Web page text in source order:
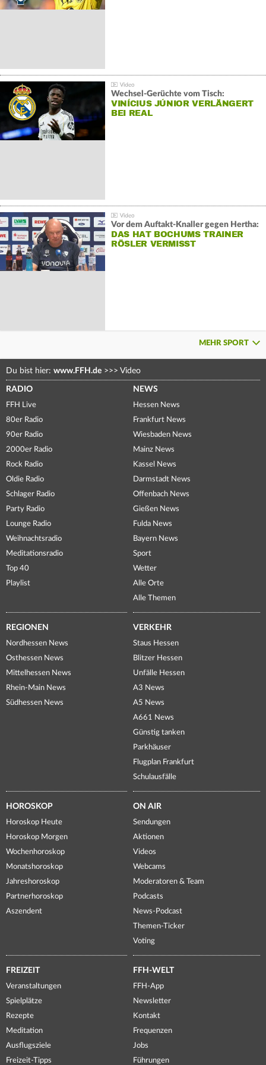
Wechsel-Gerüchte vom Tisch:
VINÍCIUS JÚNIOR VERLÄNGERT
BEI REAL
Vor dem Auftakt-Knaller gegen Hertha:
DAS HAT BOCHUMS TRAINER
RÖSLER VERMISST
MEHR SPORT
Du bist hier: www.FFH.de >>> Video
RADIO
FFH Live
80er Radio
90er Radio
2000er Radio
Rock Radio
Oldie Radio
Schlager Radio
Party Radio
Lounge Radio
Weihnachtsradio
Meditationsradio
Top 40
Playlist
NEWS
Hessen News
Frankfurt News
Wiesbaden News
Mainz News
Kassel News
Darmstadt News
Offenbach News
Gießen News
Fulda News
Bayern News
Sport
Wetter
Alle Orte
Alle Themen
REGIONEN
Nordhessen News
Osthessen News
Mittelhessen News
Rhein-Main News
Südhessen News
VERKEHR
Staus Hessen
Blitzer Hessen
Unfälle Hessen
A3 News
A5 News
A661 News
Günstig tanken
Parkhäuser
Flugplan Frankfurt
Schulausfälle
HOROSKOP
Horoskop Heute
Horoskop Morgen
Wochenhoroskop
Monatshoroskop
Jahreshoroskop
Partnerhoroskop
Aszendent
ON AIR
Sendungen
Aktionen
Videos
Webcams
Moderatoren & Team
Podcasts
News-Podcast
Themen-Ticker
Voting
FREIZEIT
Veranstaltungen
Spielplätze
Rezepte
Meditation
Ausflugsziele
Freizeit-Tipps
FFH-WELT
FFH-App
Newsletter
Kontakt
Frequenzen
Jobs
Führungen